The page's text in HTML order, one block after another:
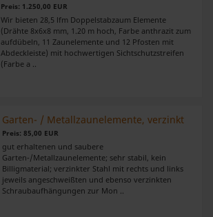
Preis: 1.250,00 EUR
Wir bieten 28,5 lfm Doppelstabzaum Elemente
(Drähte 8x6x8 mm, 1.20 m hoch, Farbe anthrazit zum
aufdübeln, 11 Zaunelemente und 12 Pfosten mit
Abdeckleiste) mit hochwertigen Sichtschutzstreifen
(Farbe a ..
Garten- / Metallzaunelemente, verzinkt
Preis: 85,00 EUR
gut erhaltenen und saubere
Garten-/Metallzaunelemente; sehr stabil, kein
Billigmaterial; verzinkter Stahl mit rechts und links
jeweils angeschweißten und ebenso verzinkten
Schraubaufhängungen zur Mon ..